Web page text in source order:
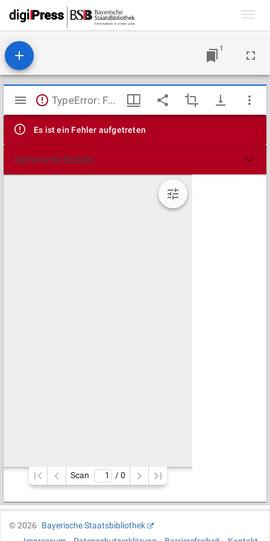
1
Mirador
Viewer
TypeError: Failed to fetch
Es ist ein Fehler aufgetreten
Technische Details
Scan / 0
©2026
Bayerische Staatsbibliothek